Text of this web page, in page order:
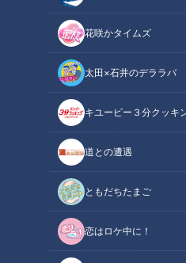
花咲かタイムズ
太田×石井のデララバ
キユーピー３分クッキ
道との遭遇
ともだちたまご
恋はロケ中に！
「サンデードラゴンズ」より岡林勇
この記事の画像（全4枚）